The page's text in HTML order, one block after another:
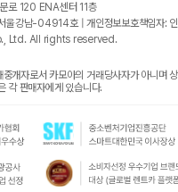
로 120 ENA센터 11층
울강남-04914호 | 개인정보보호책임자:
Ltd. All rights reserved.
개자로서 카모아의 거래당사자가 아니며
각 판매자에게 있습니다.